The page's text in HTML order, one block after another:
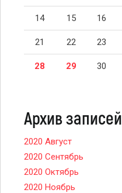
14 15 16
21 22 23
28 29 30
Архив записей
2020 Август
2020 Сентябрь
2020 Октябрь
2020 Ноябрь